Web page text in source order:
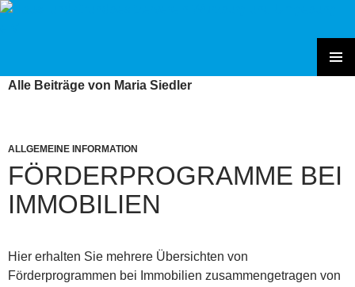
Zum
Alle Beiträge von Maria Siedler
ALLGEMEINE INFORMATION
FÖRDERPROGRAMME BEI
IMMOBILIEN
Hier erhalten Sie mehrere Übersichten von
Förderprogrammen bei Immobilien zusammengetragen von